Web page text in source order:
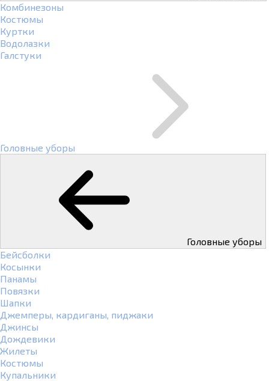
Комбинезоны
Костюмы
Куртки
Водолазки
Галстуки
Головные уборы
Головные уборы
Бейсболки
Косынки
Панамы
Повязки
Шапки
Джемперы, кардиганы, пиджаки
Джинсы
Дождевики
Жилеты
Костюмы
Купальники